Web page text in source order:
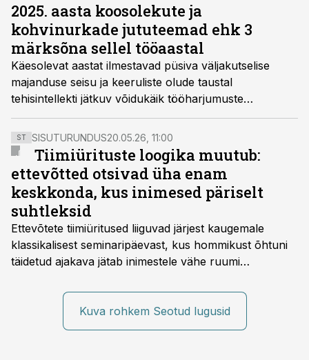
2025. aasta koosolekute ja
kohvinurkade jututeemad ehk 3
märksõna sellel tööaastal
Käesolevat aastat ilmestavad püsiva väljakutselise
majanduse seisu ja keeruliste olude taustal
tehisintellekti jätkuv võidukäik tööharjumuste
kujundajana, kestlikum vaade juhtimisele ja hübriidtöö
dilemmad.
ST SISUTURUNDUS20.05.26, 11:00
Tiimiürituste loogika muutub:
ettevõtted otsivad üha enam
keskkonda, kus inimesed päriselt
suhtleksid
Ettevõtete tiimiüritused liiguvad järjest kaugemale
klassikalisest seminaripäevast, kus hommikust õhtuni
täidetud ajakava jätab inimestele vähe ruumi
räägitakse, miks otsivad ettevõtted üha enam paikasid,
kus keskkond ise aitaks inimesed töörežiimist välja
tuua ning looks võimaluse rahulikumaks ja
Kuva rohkem Seotud lugusid